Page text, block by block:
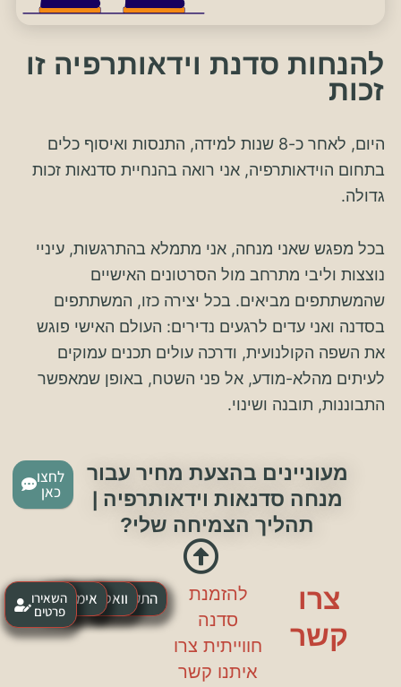
להנחות סדנת וידאותרפיה זו
זכות
היום, לאחר כ-8 שנות למידה, התנסות ואיסוף כלים
בתחום הוידאותרפיה, אני רואה בהנחיית סדנאות זכות
גדולה.
בכל מפגש שאני מנחה, אני מתמלא בהתרגשות, עיניי
נוצצות וליבי מתרחב מול הסרטונים האישיים
שהמשתתפים מביאים. בכל יצירה כזו, המשתתפים
בסדנה ואני עדים לרגעים נדירים: העולם האישי פוגש
את השפה הקולנועית, ודרכה עולים תכנים עמוקים
לעיתים מהלא-מודע, אל פני השטח, באופן שמאפשר
התבוננות, תובנה ושינוי.
לחצו
כאן
מעוניינים בהצעת מחיר עבור
מנחה סדנאות וידאותרפיה |
תהליך הצמיחה שלי?
צרו
קשר
להזמנת
סדנה
חווייתית צרו
איתנו קשר
התקשרווואטסאפ
אימיילהשאירו
פרטים